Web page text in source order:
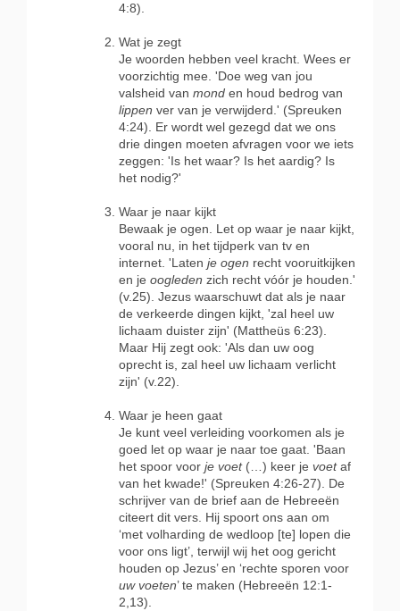
4:8).
Wat je zegt
Je woorden hebben veel kracht. Wees er
voorzichtig mee. 'Doe weg van jou
valsheid van mond en houd bedrog van
lippen ver van je verwijderd.' (Spreuken
4:24). Er wordt wel gezegd dat we ons
drie dingen moeten afvragen voor we iets
zeggen: 'Is het waar? Is het aardig? Is
het nodig?'
Waar je naar kijkt
Bewaak je ogen. Let op waar je naar kijkt,
vooral nu, in het tijdperk van tv en
internet. 'Laten je ogen recht vooruitkijken
en je oogleden zich recht vóór je houden.'
(v.25). Jezus waarschuwt dat als je naar
de verkeerde dingen kijkt, 'zal heel uw
lichaam duister zijn' (Mattheüs 6:23).
Maar Hij zegt ook: 'Als dan uw oog
oprecht is, zal heel uw lichaam verlicht
zijn' (v.22).
Waar je heen gaat
Je kunt veel verleiding voorkomen als je
goed let op waar je naar toe gaat. 'Baan
het spoor voor je voet (…) keer je voetaf
van het kwade!' (Spreuken 4:26-27). De
schrijver van de brief aan de Hebreeën
citeert dit vers. Hij spoort ons aan om
‘met volharding de wedloop [te] lopen die
voor ons ligt’, terwijl wij het oog gericht
houden op Jezus’ en ‘rechte sporen voor
uw voeten’ te maken (Hebreeën 12:1-
2,13).